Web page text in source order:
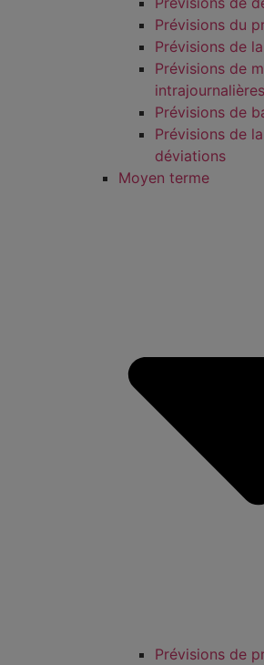
Prévisions du
Prévisions de
Prévisions de
intrajournalières
Prévisions de
Prévisions de
déviations
Moyen terme
Prévisions de